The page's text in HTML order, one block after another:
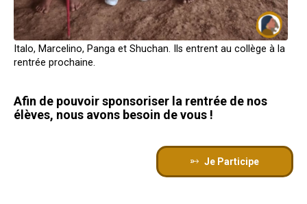
Italo, Marcelino, Panga et Shuchan. Ils entrent au collège à la
rentrée prochaine.
Afin de pouvoir sponsoriser la rentrée de nos
élèves, nous avons besoin de vous !
Je Participe